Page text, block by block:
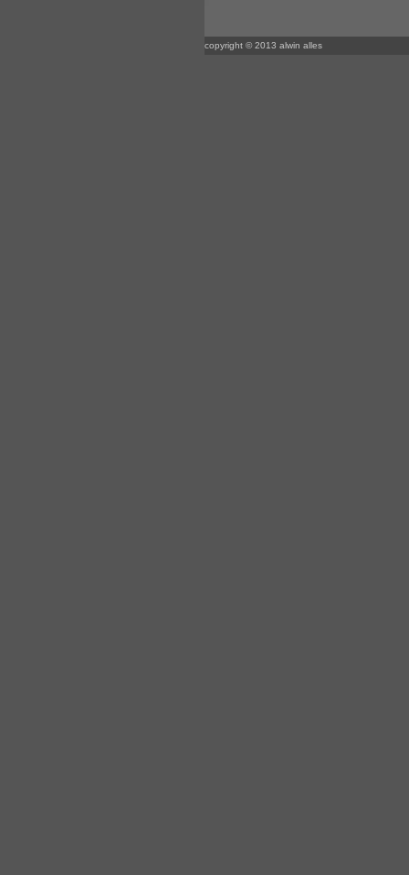
copyright © 2013 alwin alles